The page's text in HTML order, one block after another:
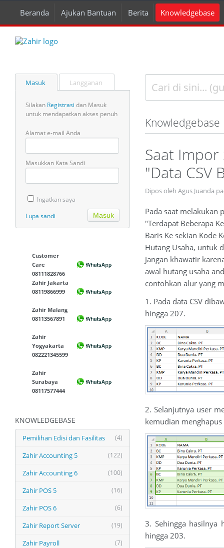
Beranda Ajukan Bantuan Berita Knowledgebase
Masuk Langganan
Silakan Registrasi dan Masuk
untuk mendapatkan akses penuh
Alamat e-mail Anda
Masukkan Kata Sandi
Ingatkan saya
Lupa sandi
Customer
Care
08111828766
Zahir Jakarta
08119866999
Zahir Malang
08113567891
Zahir
Yogyakarta
082221345599
Zahir
Surabaya
08117577444
KNOWLEDGEBASE
(4)
Pemilihan Edisi dan Fasilitas
(122)
Zahir Accounting 5
(100)
Zahir Accounting 6
(16)
Zahir POS 5
(6)
Zahir POS 6
(19)
Zahir Report Server
(7)
Zahir Payroll
Knowledgebase
Saat
"Data CSV
Dipos oleh Agus Juanda
Pada saat melakukan
"Terdapat Beberapa
Baris Ke sekian Kode
Hutang Usaha, untuk
Jangan khawatir
awal hutang usaha
contohkan alur yang
1. Pada data CSV
hingga 207.
2. Selanjutnya user
kemudian
3. Sehingga
hingga 203.